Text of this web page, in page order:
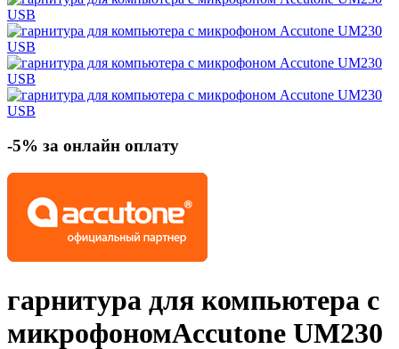
-5% за онлайн оплату
гарнитура для компьютера с
микрофономAccutone UM230